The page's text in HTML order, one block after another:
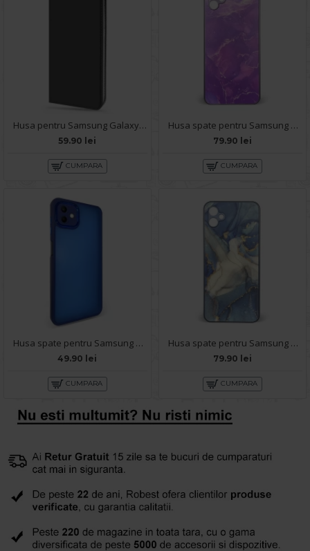
Husa pentru Samsung Galaxy A04e - Carte X-Power Negru
59.90 lei
CUMPARA
Husa spate pentru Samsung Galaxy A04E - Deli Case Mov
79.90 lei
CUMPARA
Husa spate pentru Samsung Galaxy A04E - Catwalk Case Albastru
49.90 lei
CUMPARA
Husa spate pentru Samsung Galaxy A04E - Deli Case Albastru
79.90 lei
CUMPARA